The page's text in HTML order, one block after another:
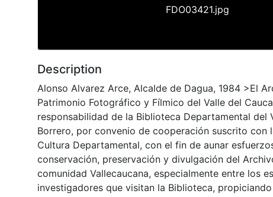
FDO03421.jpg
Description
Alonso Alvarez Arce, Alcalde de Dagua, 1984 >El
Patrimonio Fotográfico y Fílmico del Valle del
responsabilidad de la Biblioteca Departamental del
Borrero, por convenio de cooperación suscrito con
Cultura Departamental, con el fin de aunar
conservación, preservación y divulgación del
comunidad Vallecaucana, especialmente entre los
investigadores que visitan la Biblioteca,